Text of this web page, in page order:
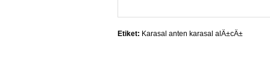
Etiket: Karasal anten karasal alÄ±cÄ±